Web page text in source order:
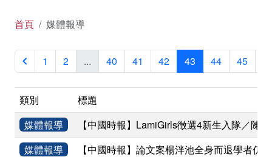
首頁 媒體報導
1 2 ... 40 41 42 43 44 45
類別
標題
媒體報導
【中國時報】LamiGirls徵選4新生入隊／陳
媒體報導
【中國時報】論文案楊泮池全身而退學者